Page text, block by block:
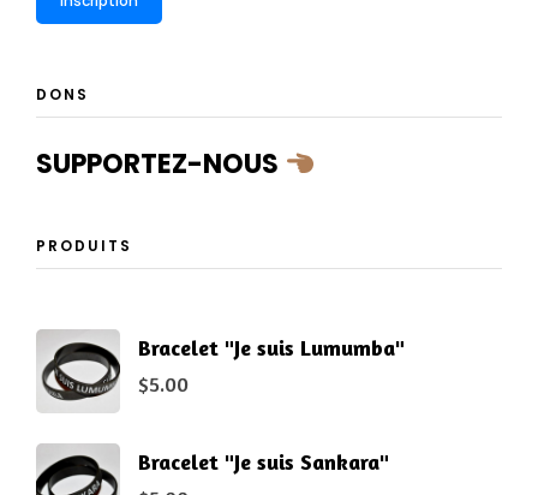
DONS
SUPPORTEZ-NOUS
PRODUITS
Bracelet "Je suis Lumumba"
$5.00
Bracelet "Je suis Sankara"